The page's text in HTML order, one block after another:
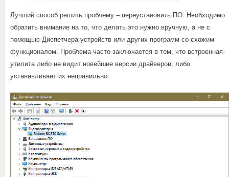
Лучший способ решить проблему – переустановить ПО. Необходимо
обратить внимание на то, что делать это нужно вручную, а не с
помощью Диспетчера устройств или других программ со схожим
функционалом. Проблема часто заключается в том, что встроенная
утилита либо не видит новейшие версии драйверов, либо
устанавливает их неправильно.